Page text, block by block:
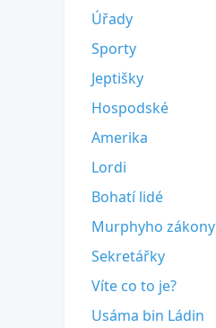
Úřady
Sporty
Jeptišky
Hospodské
Amerika
Lordi
Bohatí lidé
Murphyho zákony
Sekretářky
Víte co to je?
Usáma bin Ládin